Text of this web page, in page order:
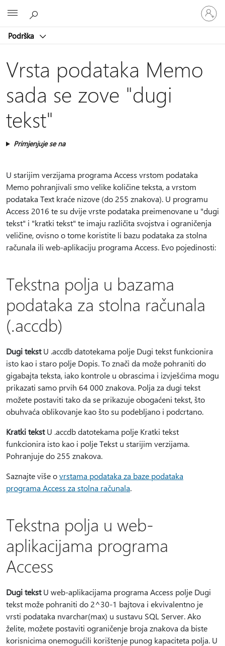
Podrška
Prijavite
se
u
račun
Vrsta podataka Memo
sada se zove "dugi
tekst"
Primjenjuje se na
U starijim verzijama programa Access vrstom podataka
Memo pohranjivali smo velike količine teksta, a vrstom
podataka Text kraće nizove (do 255 znakova). U programu
Access 2016 te su dvije vrste podataka preimenovane u "dugi
tekst" i "kratki tekst" te imaju različita svojstva i ograničenja
veličine, ovisno o tome koristite li bazu podataka za stolna
računala ili web-aplikaciju programa Access. Evo pojedinosti:
Tekstna polja u bazama
podataka za stolna računala
(.accdb)
Dugi tekstU .accdb datotekama polje Dugi tekst funkcionira
isto kao i staro polje Dopis. To znači da može pohraniti do
gigabajta teksta, iako kontrole u obrascima i izvješćima mogu
prikazati samo prvih 64 000 znakova. Polja za dugi tekst
možete postaviti tako da se prikazuje obogaćeni tekst, što
obuhvaća oblikovanje kao što su podebljano i podcrtano.
Kratki tekstU .accdb datotekama polje Kratki tekst
funkcionira isto kao i polje Tekst u starijim verzijama.
Pohranjuje do 255 znakova.
Saznajte više ovrstama podataka za baze podataka
programa Access za stolna računala.
Tekstna polja u web-
aplikacijama programa
Access
Dugi tekstU web-aplikacijama programa Access polje Dugi
tekst može pohraniti do 2^30-1 bajtova i ekvivalentno je
vrsti podataka nvarchar(max) u sustavu SQL Server. Ako
želite, možete postaviti ograničenje broja znakova da biste
korisnicima onemogućili korištenje punog kapaciteta polja. U